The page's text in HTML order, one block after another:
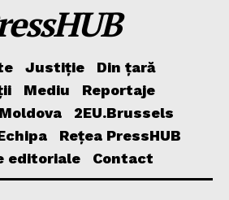
Justiție
Din țară
Mediu
Reportaje
2EU.Brussels
Rețea PressHUB
editoriale
Contact